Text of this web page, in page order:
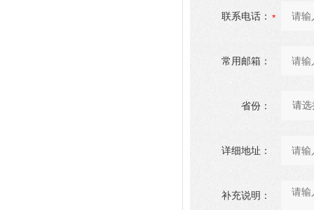
联系电话：
常用邮箱：
省份：
详细地址：
补充说明：